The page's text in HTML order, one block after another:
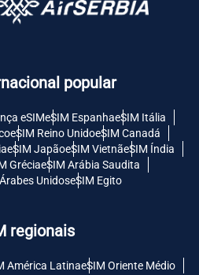
popular
eSIMeSIM EspanhaeSIM Itália
eSIM Reino UnidoeSIM Canadá
eSIM JapãoeSIM VietnãeSIM Índia
GréciaeSIM Arábia Saudita
UnidoseSIM Egito
regionais
América LatinaeSIM Oriente Médio